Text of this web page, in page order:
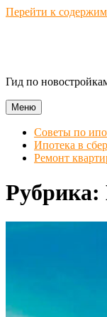
Перейти к
Гид по
Меню
Советы по
Ипотека в
Ремонт
Рубрика: